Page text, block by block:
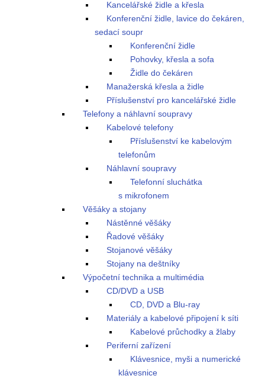
Kancelářské židle a křesla
Konferenční židle, lavice do čekáren,
sedací soupr
Konferenční židle
Pohovky, křesla a sofa
Židle do čekáren
Manažerská křesla a židle
Příslušenství pro kancelářské židle
Telefony a náhlavní soupravy
Kabelové telefony
Příslušenství ke kabelovým
telefonům
Náhlavní soupravy
Telefonní sluchátka
s mikrofonem
Věšáky a stojany
Nástěnné věšáky
Řadové věšáky
Stojanové věšáky
Stojany na deštníky
Výpočetní technika a multimédia
CD/DVD a USB
CD, DVD a Blu-ray
Materiály a kabelové připojení k síti
Kabelové průchodky a žlaby
Periferní zařízení
Klávesnice, myši a numerické
klávesnice